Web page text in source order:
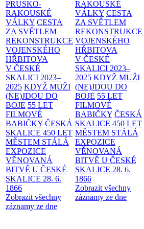
PRUSKO-
RAKOUSKÉ
VÁLKY CESTA
ZA SVĚTLEM
REKONSTRUKCE
VOJENSKÉHO
HŘBITOVA
V ČESKÉ
SKALICI 2023–
2025 KDYŽ MUŽI
(NE)JDOU DO
BOJE 55 LET
FILMOVÉ
BABIČKY ČESKÁ
SKALICE 450 LET
MĚSTEM STÁLÁ
EXPOZICE
VĚNOVANÁ
BITVĚ U ČESKÉ
SKALICE 28. 6.
1866
Zobrazit všechny
záznamy ze dne
RAKOUSKÉ
VÁLKY CESTA
ZA SVĚTLEM
REKONSTRUKCE
VOJENSKÉHO
HŘBITOVA
V ČESKÉ
SKALICI 2023–
2025 KDYŽ MUŽI
(NE)JDOU DO
BOJE 55 LET
FILMOVÉ
BABIČKY ČESKÁ
SKALICE 450 LET
MĚSTEM STÁLÁ
EXPOZICE
VĚNOVANÁ
BITVĚ U ČESKÉ
SKALICE 28. 6.
1866
Zobrazit všechny
záznamy ze dne